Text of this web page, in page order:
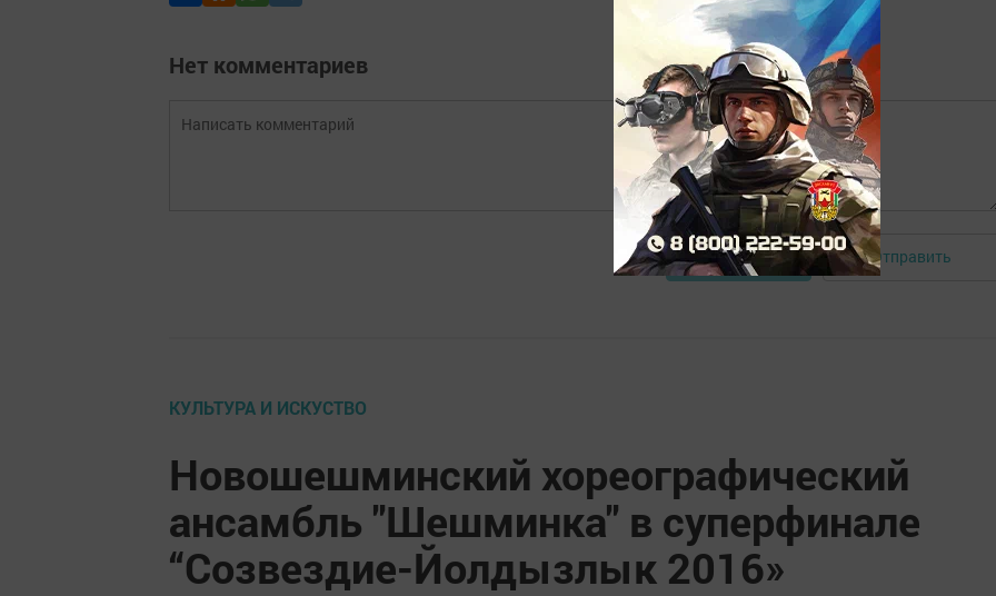
Нет комментариев
Авторизоваться Отправить
КУЛЬТУРА И ИСКУСТВО
Новошешминский хореографический
ансамбль "Шешминка" в суперфинале
“Созвездие-Йолдызлык 2016»